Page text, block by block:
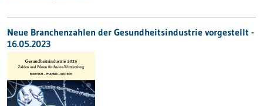
Neue Branchenzahlen der Gesundheitsindustrie vorgestellt -
16.05.2023